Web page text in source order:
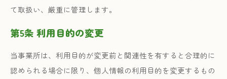
て取扱い、厳重に管理します。
第5条 利用目的の変更
当事業所は、利用目的が変更前と関連性を有すると合理的に
認められる場合に限り、個人情報の利用目的を変更するもの